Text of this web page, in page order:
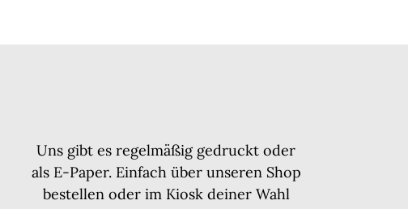
Uns gibt es regelmäßig gedruckt oder
als E-Paper. Einfach über unseren Shop
bestellen oder im Kiosk deiner Wahl